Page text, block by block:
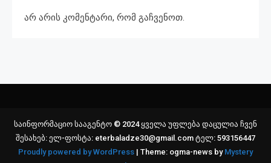
არ არის კომენტარი, რომ გაჩვენოთ.
საინფორმაციო სააგენტო © 2024 ყველა უფლება დაცულია ჩვენ
შესახებ: ელ-ფოსტა: eterbaladze30@gmail.com ტელ: 593156447
Proudly powered by WordPress | Theme: ogma-news by Mystery